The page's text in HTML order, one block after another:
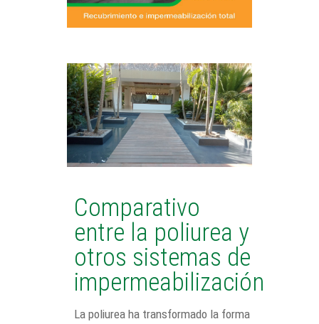
Comparativo
entre la poliurea y
otros sistemas de
impermeabilización
La poliurea ha transformado la forma